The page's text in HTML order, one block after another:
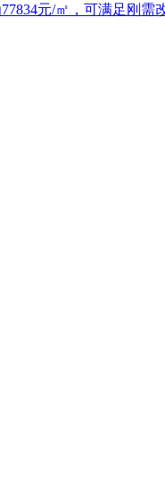
元/㎡，可满足刚